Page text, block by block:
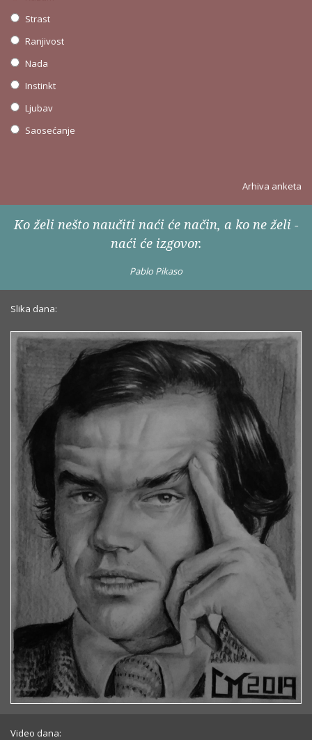
Strast
Ranjivost
Nada
Instinkt
Ljubav
Saosećanje
Arhiva anketa
Ko želi nešto naučiti naći će način, a ko ne želi -
naći će izgovor.
Pablo Pikaso
Slika dana:
Video dana: